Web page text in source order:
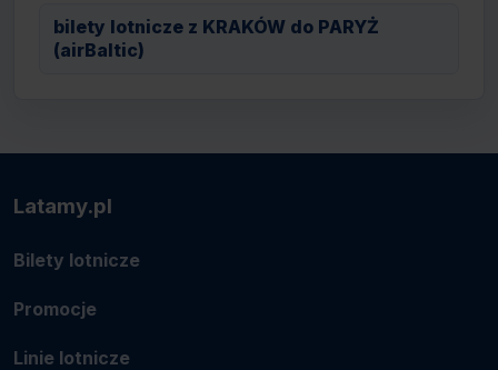
bilety lotnicze z KRAKÓW do PARYŻ
(airBaltic)
Latamy.pl
Bilety lotnicze
Promocje
Linie lotnicze